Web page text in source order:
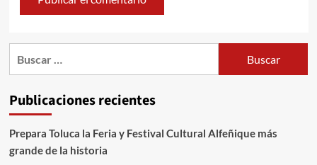
Publicaciones recientes
Prepara Toluca la Feria y Festival Cultural Alfeñique más
grande de la historia